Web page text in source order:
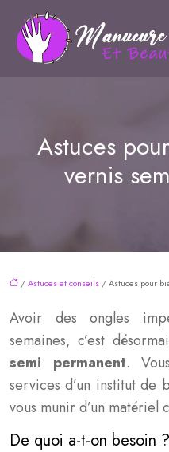
Astuces
vernis
/Astuces et conseils / Astuces pour
Avoir des ongles
semaines, c’est
semi permanent.
services d’un institut de
vous munir d’un
De quoi a-t-on besoin ?